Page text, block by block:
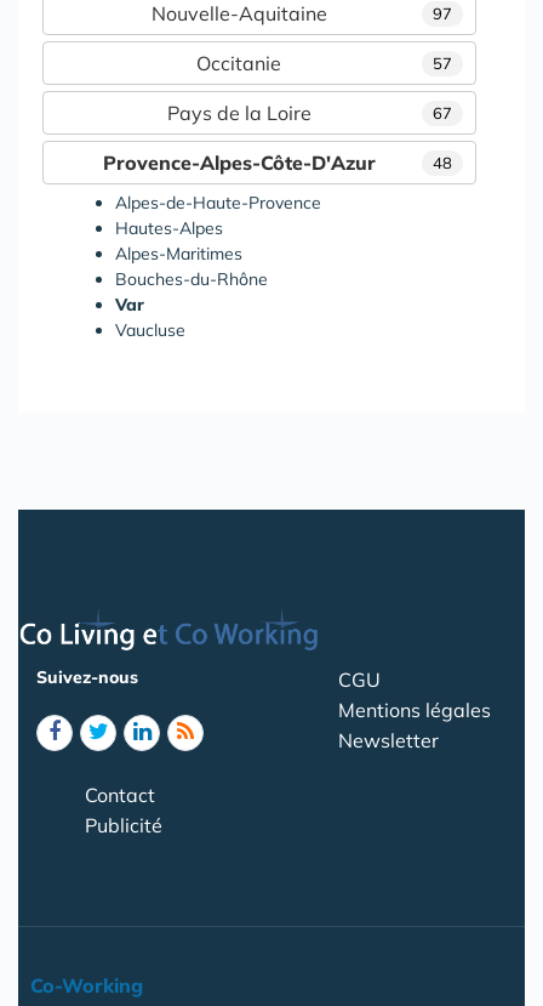
97
Nouvelle-Aquitaine
57
Occitanie
67
Pays de la Loire
48
Provence-Alpes-Côte-D'Azur
Alpes-de-Haute-Provence
Hautes-Alpes
Alpes-Maritimes
Bouches-du-Rhône
Var
Vaucluse
Suivez-nous
CGU
Mentions légales
Newsletter
Contact
Publicité
Co-Working